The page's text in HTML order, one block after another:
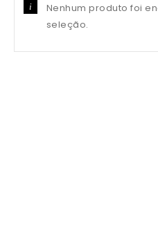
Nenhum produto foi
seleção.